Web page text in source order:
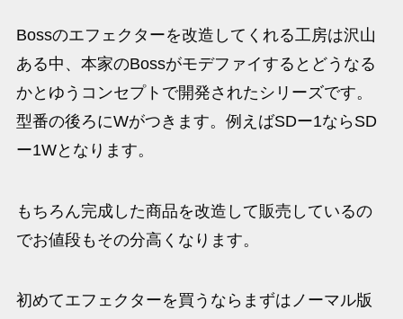
Bossのエフェクターを改造してくれる工房は沢山
ある中、本家のBossがモデファイするとどうなる
かとゆうコンセプトで開発されたシリーズです。
型番の後ろにWがつきます。例えばSDー1ならSD
ー1Wとなります。
もちろん完成した商品を改造して販売しているの
でお値段もその分高くなります。
初めてエフェクターを買うならまずはノーマル版